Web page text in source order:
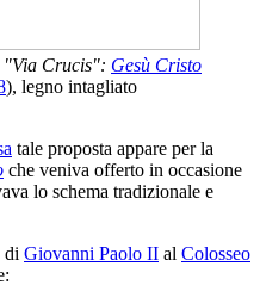
"Via Crucis": Gesù Cristo
), legno intagliato
tale proposta appare per la
che veniva offerto in occasione
lo schema tradizionale e
di Giovanni Paolo II al Colosseo